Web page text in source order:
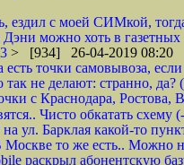
ездил с моей СИМкой,
можно хоть в газетных
> [934] 26-04-2019 08:20
есть точки самовывоза,
так не делают: странно, да?
с Краснодара,
Чисто обкатать схему
ул. Барклая какой-то
то же есть.. Можно
раскрыл абонентскую